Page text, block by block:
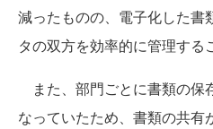
減ったものの、電子化した書
タの双方を効率的に管理する
また、部門ごとに書類の保
なっていたため、書類の共有